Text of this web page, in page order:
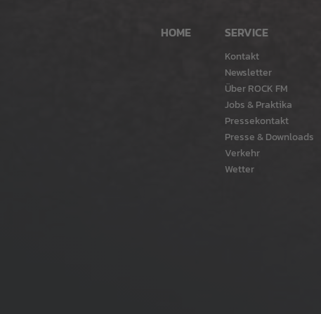
HOME SERVICE
Kontakt
Newsletter
Über ROCK FM
Jobs & Praktika
Pressekontakt
Presse & Downloads
Verkehr
Wetter